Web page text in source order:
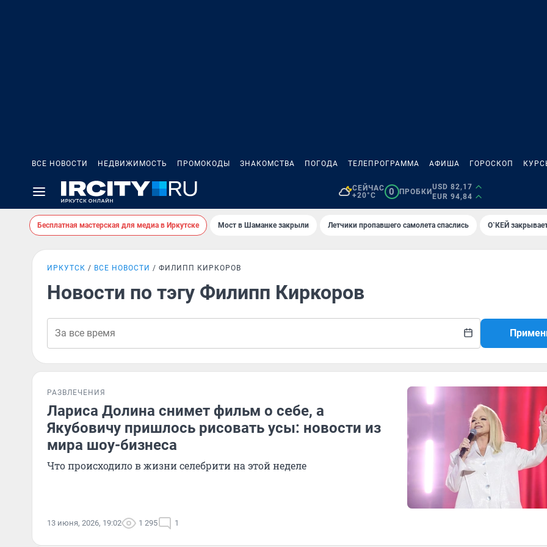
ВСЕ НОВОСТИ НЕДВИЖИМОСТЬ ПРОМОКОДЫ ЗНАКОМСТВА ПОГОДА ТЕЛЕПРОГРАММА АФИША ГОРОСКОП
СЕЙЧАС
+20°C
0 ПРОБКИ
USD 82,17
EUR 94,84
Бесплатная мастерская для медиа в Иркутске Мост в Шаманке закрыли Летчики пропавшего самолета спаслись О`КЕЙ
ИРКУТСК ВСЕ НОВОСТИ ФИЛИПП КИРКОРОВ
Новости по тэгу Филипп Киркоров
РАЗВЛЕЧЕНИЯ
Лариса Долина снимет фильм о себе, а
Якубовичу пришлось рисовать усы: новости из
мира шоу-бизнеса
Что происходило в жизни селебрити на этой неделе
13 июня, 2026, 19:02 1 295 1